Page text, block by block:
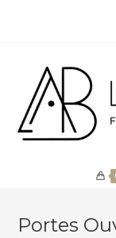
Portes